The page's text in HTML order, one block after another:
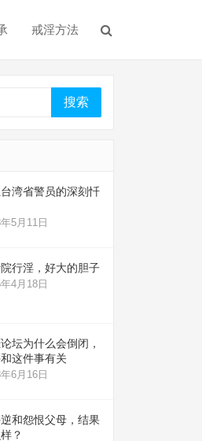
戒淫方法
搜索
湾省警员的深刻忏
5月11日
行淫，好大的胆子
4月18日
坛为什么会倒闭，
这件事有关
6月16日
和怨恨父母，结果
？